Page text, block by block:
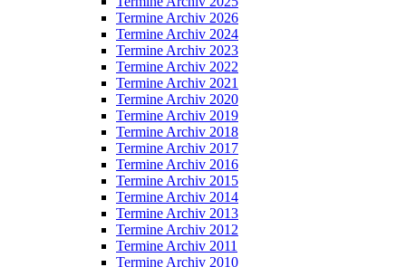
Termine Archiv 2026
Termine Archiv 2024
Termine Archiv 2023
Termine Archiv 2022
Termine Archiv 2021
Termine Archiv 2020
Termine Archiv 2019
Termine Archiv 2018
Termine Archiv 2017
Termine Archiv 2016
Termine Archiv 2015
Termine Archiv 2014
Termine Archiv 2013
Termine Archiv 2012
Termine Archiv 2011
Termine Archiv 2010